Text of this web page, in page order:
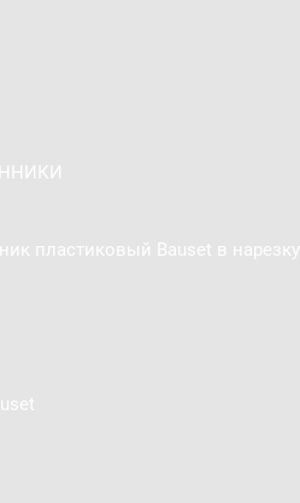
пластиковый Bauset в нарезку